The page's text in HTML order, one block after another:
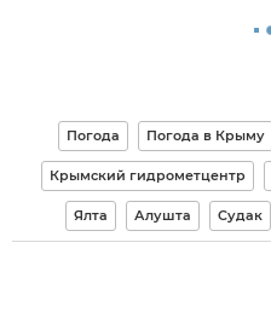
Погода Погода в Крыму
Крымский гидрометцентр
Ялта Алушта Судак